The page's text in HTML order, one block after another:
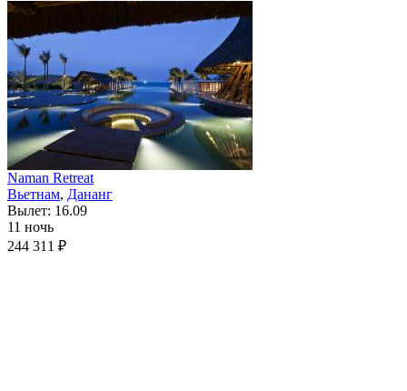
Naman Retreat
Вьетнам, Дананг
Вылет: 16.09
11 ночь
244 311 ₽